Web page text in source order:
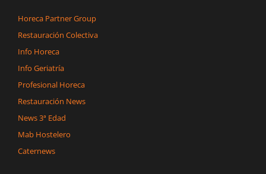
Horeca Partner Group
Restauración Colectiva
Info Horeca
Info Geriatría
Profesional Horeca
Restauración News
News 3ª Edad
Mab Hostelero
Caternews